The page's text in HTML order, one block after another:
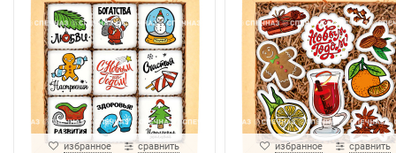
избранное сравнить избранное сравнить